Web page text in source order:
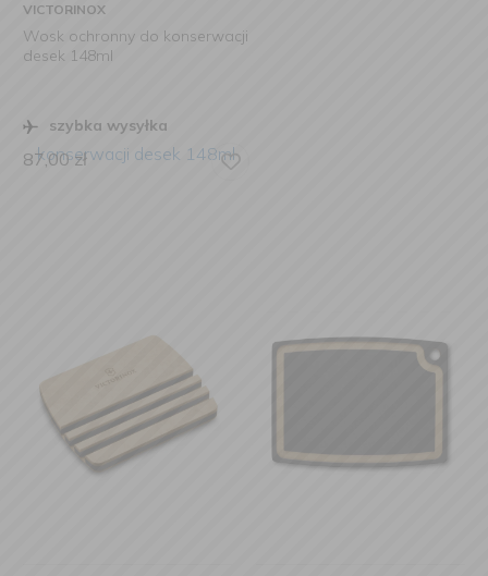
VICTORINOX
Wosk ochronny do konserwacji
desek 148ml
szybka wysyłka
87,00zł